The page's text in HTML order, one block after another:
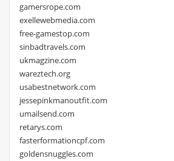
gamersrope.com
exellewebmedia.com
free-gamestop.com
sinbadtravels.com
ukmagzine.com
wareztech.org
usabestnetwork.com
jessepinkmanoutfit.com
umailsend.com
retarys.com
fasterformationcpf.com
goldensnuggles.com